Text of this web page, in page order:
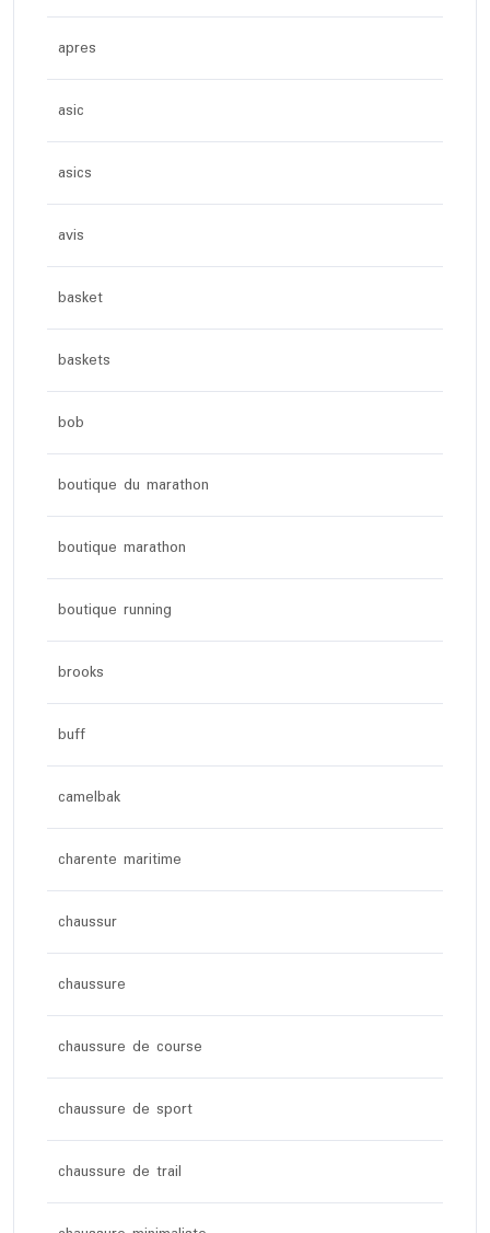
apres
asic
asics
avis
basket
baskets
bob
boutique du marathon
boutique marathon
boutique running
brooks
buff
camelbak
charente maritime
chaussur
chaussure
chaussure de course
chaussure de sport
chaussure de trail